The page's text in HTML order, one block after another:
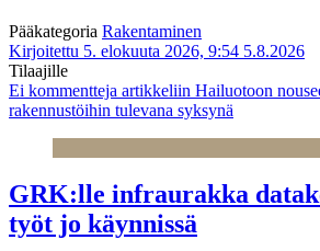
Pääkategoria Rakentaminen
Kirjoitettu 5. elokuuta 2026, 9:54 5.8.2026
Tilaajille
Ei kommentteja artikkeliin Hailuotoon
rakennustöihin tulevana syksynä
GRK:lle infraurakka
työt jo käynnissä